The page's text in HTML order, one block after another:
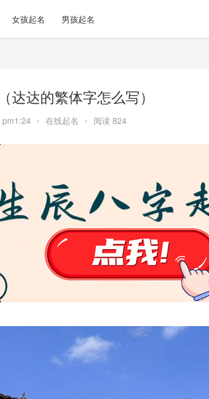
女孩起名 男孩起名
达达的繁体字怎么写）
pm1:24 • 在线起名 • 阅读 824